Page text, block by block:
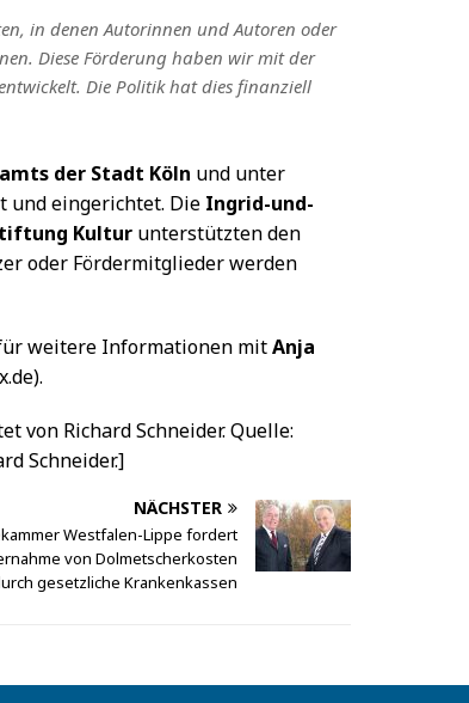
in denen Autorinnen und Autoren oder
Diese Förderung haben wir mit der
Die Politik hat dies finanziell
der Stadt Köln und unter
und eingerichtet. Die Ingrid-und-
Kultur unterstützten den
oder Fördermitglieder werden
weitere Informationen mitAnja
von Richard Schneider. Quelle:
Schneider.]
NÄCHSTER
Westfalen-Lippe fordert
von Dolmetscherkosten
gesetzliche Krankenkassen